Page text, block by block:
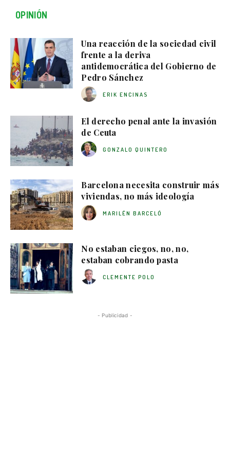
OPINIÓN
Una reacción de la sociedad civil
frente a la deriva
antidemocrática del Gobierno de
Pedro Sánchez
ERIK ENCINAS
El derecho penal ante la invasión
de Ceuta
GONZALO QUINTERO
Barcelona necesita construir más
viviendas, no más ideología
MARILÉN BARCELÓ
No estaban ciegos, no, no,
estaban cobrando pasta
CLEMENTE POLO
- Publicidad -